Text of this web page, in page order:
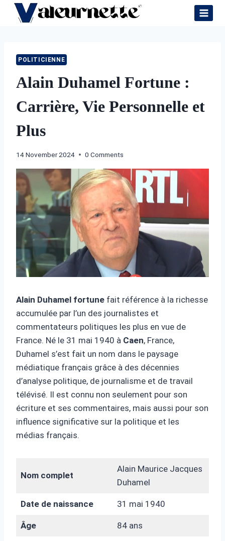
Skip
POLITICIENNE
Alain Duhamel Fortune :
Carrière, Vie Personnelle et
Plus
14 November 2024 0 Comments
Alain Duhamel fortune fait référence à la richesse
accumulée par l’un des journalistes et
commentateurs politiques les plus en vue de
France. Né le 31 mai 1940 à Caen, France,
Duhamel s’est fait un nom dans le paysage
médiatique français grâce à des décennies
d’analyse politique, de journalisme et de travail
télévisé. Il est connu non seulement pour son
écriture et ses commentaires, mais aussi pour son
influence significative sur la politique et les
médias français.
Nom complet
Alain Maurice Jacques
Duhamel
Date de naissance 31 mai 1940
Âge 84 ans